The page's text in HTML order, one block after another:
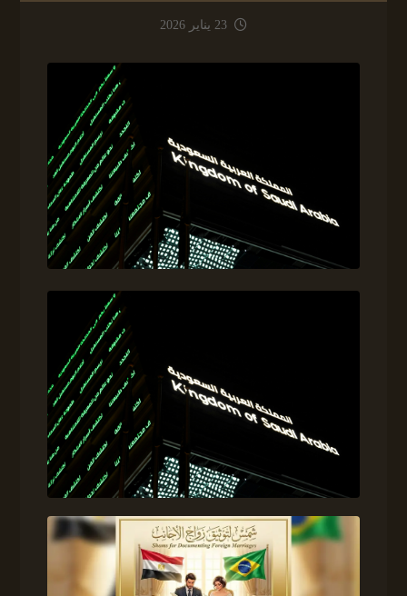
23 يناير 2026